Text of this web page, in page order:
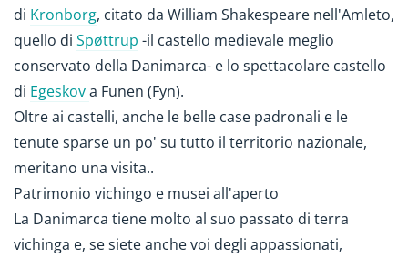
di Kronborg, citato da William Shakespeare nell'Amleto,
quello di Spøttrup -il castello medievale meglio
conservato della Danimarca- e lo spettacolare castello
di Egeskova Funen (Fyn).
Oltre ai castelli, anche le belle case padronali e le
tenute sparse un po' su tutto il territorio nazionale,
meritano una visita..
Patrimonio vichingo e musei all'aperto
La Danimarca tiene molto al suo passato di terra
vichinga e, se siete anche voi degli appassionati,